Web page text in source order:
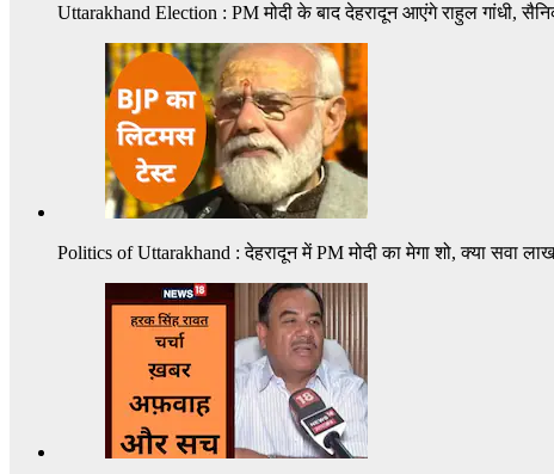
Uttarakhand Election : PM मोदी के बाद देहरादून आएंगे राहुल गांधी,
Politics of Uttarakhand : देहरादून में PM मोदी का मेगा शो, क्या सवा